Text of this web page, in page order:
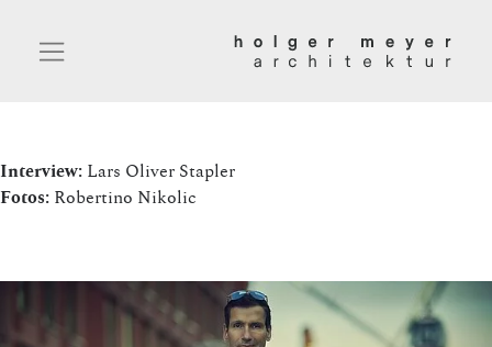
Interview: Lars Oliver Stapler
Fotos: Robertino Nikolic